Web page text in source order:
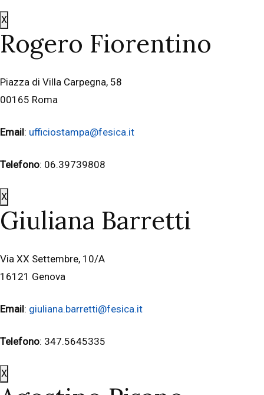
X
Rogero Fiorentino
Piazza di Villa Carpegna, 58
00165 Roma
Email: ufficiostampa@fesica.it
Telefono: 06.39739808
X
Giuliana Barretti
Via XX Settembre, 10/A
16121 Genova
Email: giuliana.barretti@fesica.it
Telefono: 347.5645335
X